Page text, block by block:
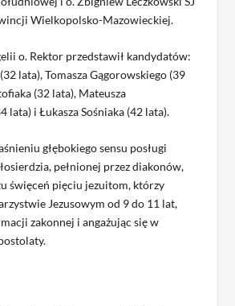
Wielkopolsko-Mazowieckiej.
o. Rektor przedstawił kandydatów:
lata), Tomasza Gągorowskiego (39
(32 lata), Mateusza
lata) i Łukasza Sośniaka (42 lata).
głębokiego sensu posługi
pełnionej przez diakonów,
święceń pięciu jezuitom, którzy
Jezusowym od 9 do 11 lat,
zakonnej i angażując się w